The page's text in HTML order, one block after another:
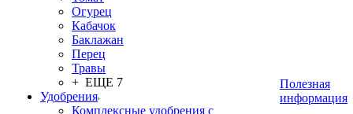
Огурец
Кабачок
Баклажан
Перец
Травы
+ ЕЩЕ 7
Удобрения
Комплексные удобрения с
Полезная
информация